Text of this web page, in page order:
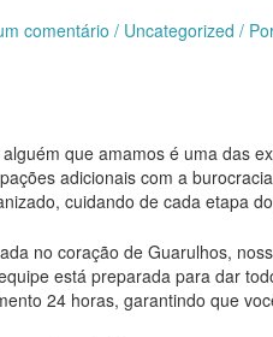
comentário / Uncategorized /
que amamos é uma das
adicionais com a
cuidando de cada etapa
no coração de Guarulhos,
está preparada para dar
24 horas, garantindo que